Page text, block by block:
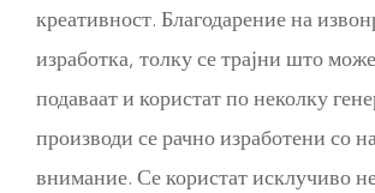
креативност. Благодарение на
изработка, толку се трајни што
подаваат и користат по неколку
производи се рачно изработени со
внимание. Се користат исклучиво